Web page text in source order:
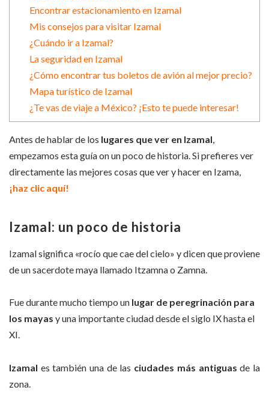
Encontrar estacionamiento en Izamal
Mis consejos para visitar Izamal
¿Cuándo ir a Izamal?
La seguridad en Izamal
¿Cómo encontrar tus boletos de avión al mejor precio?
Mapa turístico de Izamal
¿Te vas de viaje a México? ¡Esto te puede interesar!
Antes de hablar de los lugares que ver en Izamal,
empezamos esta guía on un poco de historia. Si prefieres ver
directamente las mejores cosas que ver y hacer en Izama,
¡haz clic aquí!
Izamal: un poco de historia
Izamal significa «rocío que cae del cielo» y dicen que proviene
de un sacerdote maya llamado Itzamna o Zamna.
Fue durante mucho tiempo un lugar de peregrinación para
los mayas y una importante ciudad desde el siglo IX hasta el
XI.
Izamal es también una de las ciudades más antiguasde la
zona.